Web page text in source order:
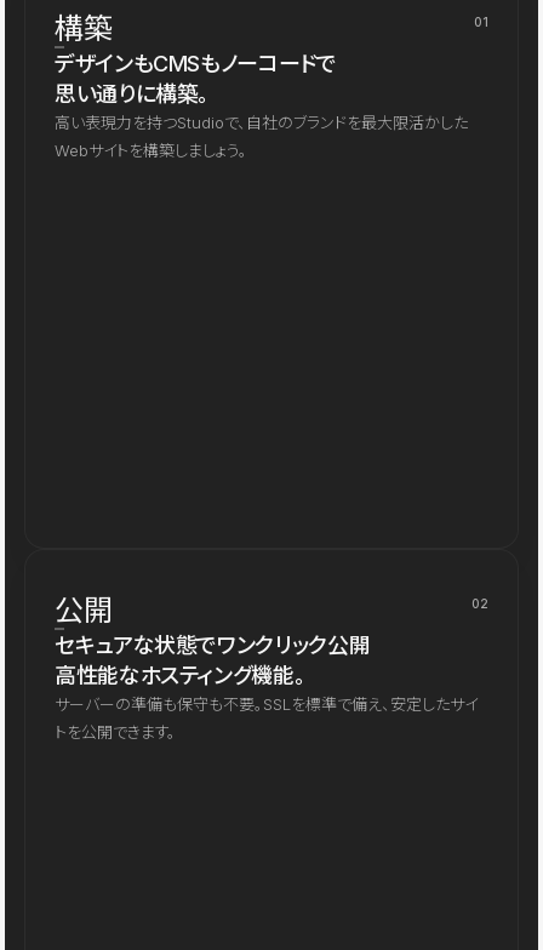
構築 01
デザインもCMSもノーコードで
思い通りに構築。
高い表現力を持つStudioで、自社のブランドを最大限活かした
Webサイトを構築しましょう。
公開 02
セキュアな状態でワンクリック公開
高性能なホスティング機能。
サーバーの準備も保守も不要。SSLを標準で備え、安定したサイ
トを公開できます。